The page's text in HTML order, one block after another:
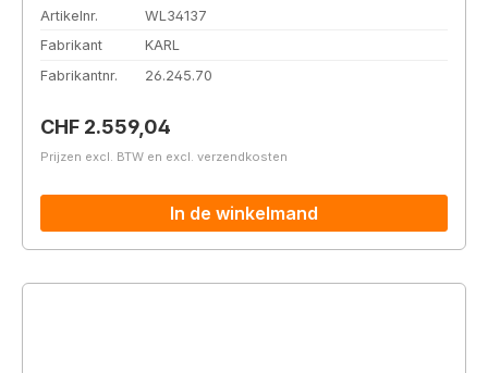
Artikelnr.
WL34137
Fabrikant
KARL
Fabrikantnr.
26.245.70
Normale prijs:
CHF 2.559,04
Prijzen excl. BTW en excl. verzendkosten
In de winkelmand